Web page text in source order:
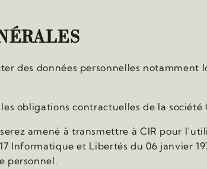
des données personnelles notamment
obligations contractuelles de la société
amené à transmettre à CIR pour
Informatique et Libertés du 06 janvier
personnel.